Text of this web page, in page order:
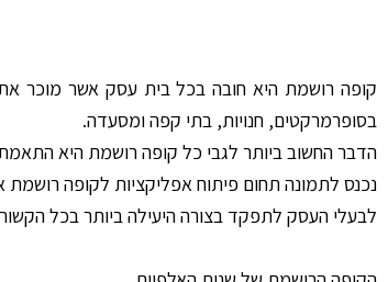
קופה רושמת היא חובה בכל בית עסק אשר מוכר
בסופרמרקטים, חנויות, בתי קפה ומסעדה.
הדבר החשוב ביותר לגבי כל קופה רושמת היא
נכנס לתמונה תחום פיתוח אפליקציות לקופה רושמת
לבעלי העסק לתפקד בצורה היעילה ביותר בכל